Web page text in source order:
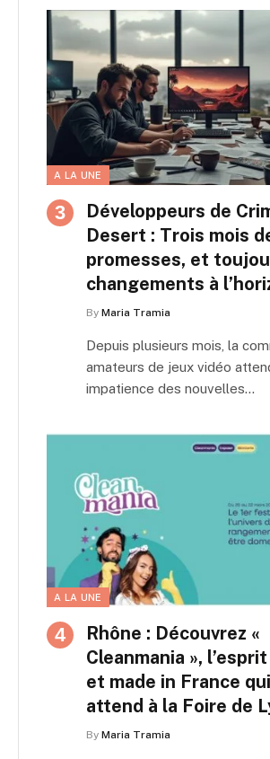
A LA UNE
Développeurs de
Desert : Trois mois
promesses, et
changements à
By Maria Tramia
Depuis plusieurs mois, la
amateurs de jeux vidéo
impatience des nouvelles…
A LA UNE
Rhône : Découvrez «
Cleanmania »,
et made in France
attend à la Foire de
By Maria Tramia